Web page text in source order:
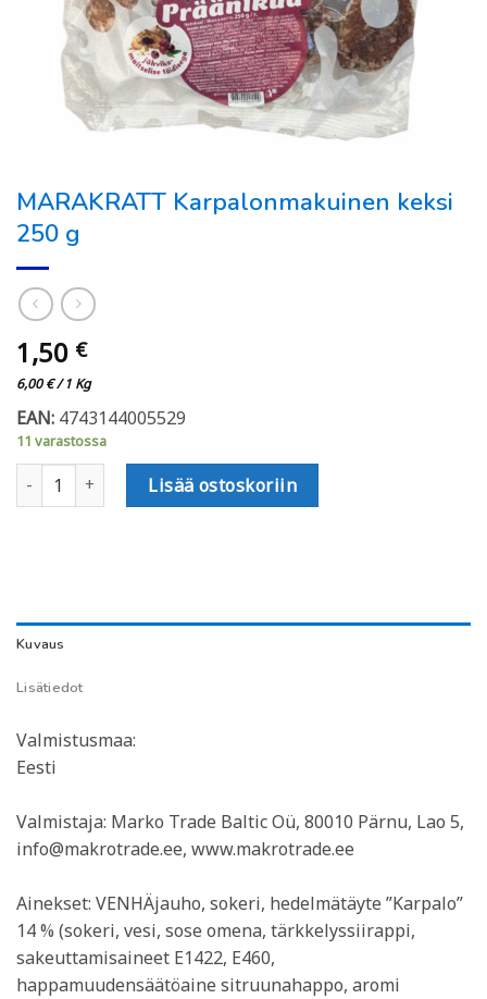
MARAKRATT Karpalonmakuinen keksi
250 g
1,50 €
6,00€/ 1 Kg
EAN: 4743144005529
11 varastossa
MARAKRATT Karpalonmakuinen keksi 250 g määrä
Lisää ostoskoriin
Kuvaus
Lisätiedot
Valmistusmaa:
Eesti
Valmistaja: Marko Trade Baltic Oü, 80010 Pärnu, Lao 5,
info@makrotrade.ee, www.makrotrade.ee
Ainekset: VENHÄjauho, sokeri, hedelmätäyte ”Karpalo”
14 % (sokeri, vesi, sose omena, tärkkelyssiirappi,
sakeuttamisaineet E1422, E460,
happamuudensäätöaine sitruunahappo, aromi